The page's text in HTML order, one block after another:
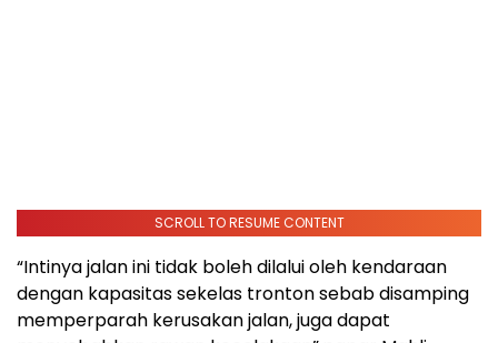
SCROLL TO RESUME CONTENT
“Intinya jalan ini tidak boleh dilalui oleh kendaraan
dengan kapasitas sekelas tronton sebab disamping
memperparah kerusakan jalan, juga dapat